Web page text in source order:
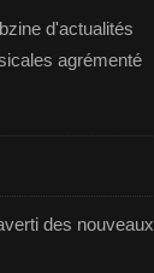
d'actualités
agrémenté
des nouveaux